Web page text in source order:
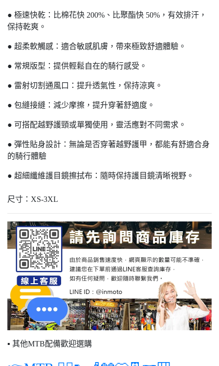
● 極速快乾：比棉花快 200%、比聚酯快 50%，有效排汗，
保持乾爽。
● 超柔軟觸感：適合敏感肌膚，帶來極致舒適體驗。
● 常規版型：提供輕鬆自在的騎行感受。
● 雷射切割通風口：提升透氣性，保持涼爽。
● 包縫接縫：減少摩擦，提升穿著舒適度。
● 可搭配越野護頸或單獨使用，靈活應對不同需求。
● 彈性貼身設計：無論是否穿著越野護甲，都能有舒適合身
的騎行體驗
● 超細纖維護目鏡擦拭布：隨時保持護目鏡清晰視野。
尺寸：XS-3XL
▪ 其他MTB配備歡迎選購